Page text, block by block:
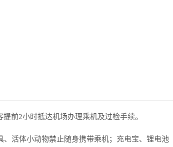
前2小时抵达机场办理乘机及过检手续。
活体小动物禁止随身携带乘机；充电宝、锂电池